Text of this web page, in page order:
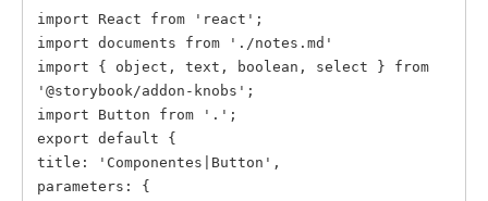
import React from 'react';
import documents from './notes.md'
import { object, text, boolean, select } from
'@storybook/addon-knobs';
import Button from '.';
export default {
title: 'Componentes|Button',
parameters: {